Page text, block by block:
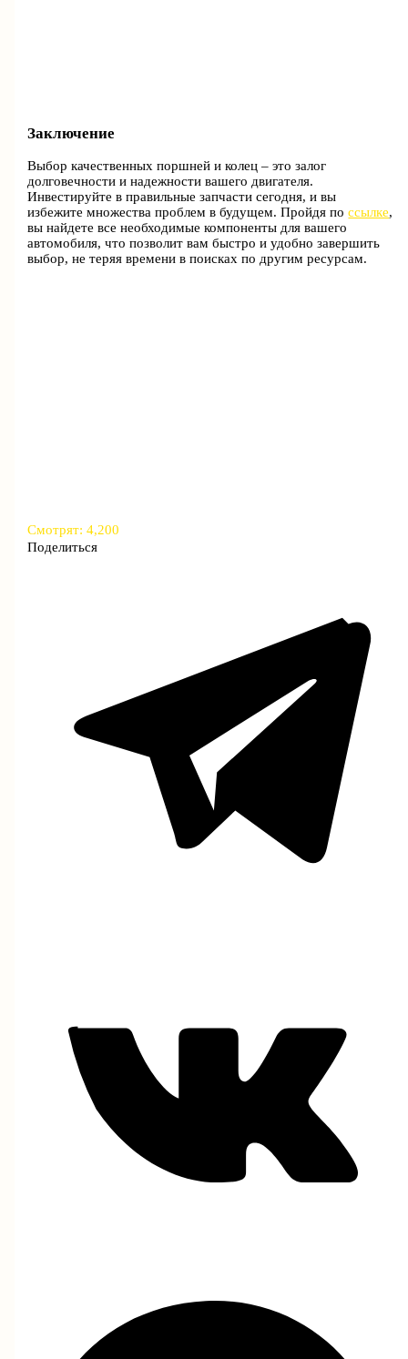
Заключение
Выбор качественных поршней и колец – это залог
долговечности и надежности вашего двигателя.
Инвестируйте в правильные запчасти сегодня, и вы
избежите множества проблем в будущем. Пройдя поссылке,
вы найдете все необходимые компоненты для вашего
автомобиля, что позволит вам быстро и удобно завершить
выбор, не теряя времени в поисках по другим ресурсам.
Смотрят: 4,200
Поделиться